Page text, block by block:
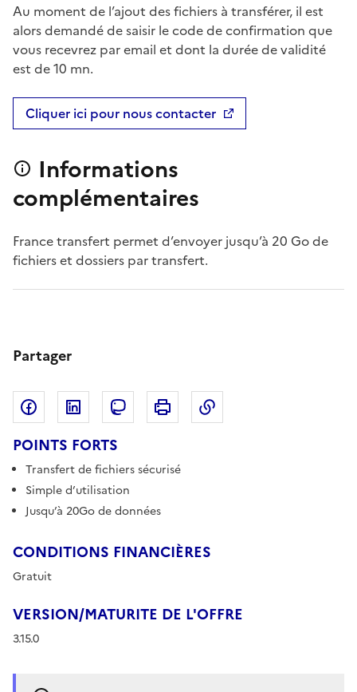
Au moment de l’ajout des fichiers à transférer, il est
alors demandé de saisir le code de confirmation que
vous recevrez par email et dont la durée de validité
est de 10 mn.
Cliquer ici pour nous contacter
Informations
complémentaires
France transfert permet d’envoyer jusqu’à 20 Go de
fichiers et dossiers par transfert.
Partager
Partager sur Facebook
Partager sur LinkedIn
Partager sur Mastodon
Imprimer
POINTS FORTS
Transfert de fichiers sécurisé
Simple d’utilisation
Jusqu’à 20Go de données
CONDITIONS FINANCIÈRES
Gratuit
VERSION/MATURITE DE L'OFFRE
3.15.0